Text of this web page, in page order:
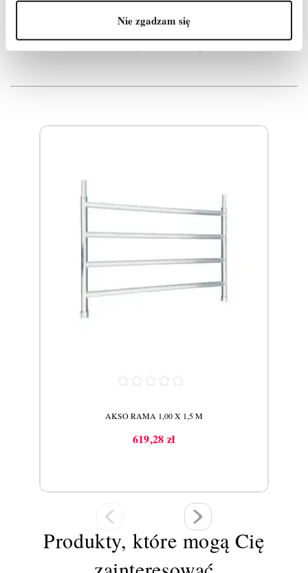
Nie zgadzam się
Produkty powiązane
AKSO RAMA 1,00 X 1,5 M
Cena
619,28 zł
Produkty, które mogą Cię